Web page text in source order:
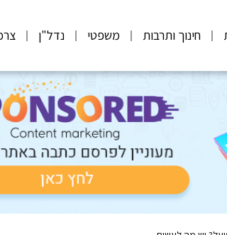
חינוך ותרבות משפטי נדל"ן